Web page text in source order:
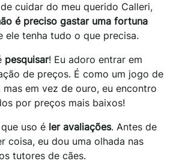
cuidar do meu querido Calleri,
é preciso gastar uma fortuna
ele tenha tudo o que precisa.
pesquisar! Eu adoro entrar em
de preços. É como um jogo de
em vez de ouro, eu encontro
por preços mais baixos!
uso é ler avaliações. Antes de
coisa, eu dou uma olhada nas
tutores de cães.